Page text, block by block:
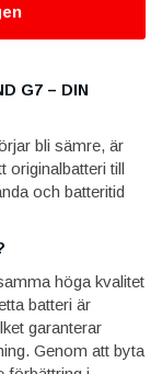
G7 – DIN
bli sämre, är
originalbatteri till
och batteritid
höga kvalitet
batteri är
garanterar
Genom att byta